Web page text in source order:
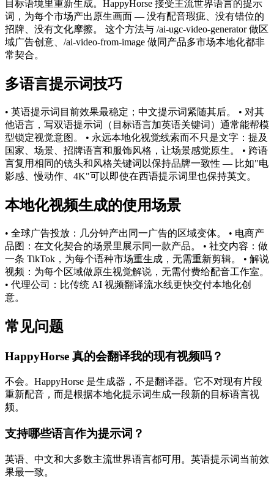
目标语境里重新生成。HappyHorse 接受主流世界语言的提示
词，为每个市场产出原生画面 — 没有配音瑕疵、没有错位的
招牌、没有文化摩擦。 这个方法与 /ai-ugc-video-generator 做区
域广告创意、/ai-video-from-image 做同产品多市场本地化都非
常契合。
多语言提示词技巧
• 英语提示词目前效果最稳定；中文提示词紧随其后。 • 对其
他语言，写双语提示词（目标语言加英语关键词）通常能帮模
型锁定视觉意图。 • 永远本地化视觉线索而不只是文字：提及
国家、场景、招牌语言和服饰风格，让场景感觉原生。 • 跨语
言复用相同的镜头和风格关键词以保持品牌一致性 — 比如"电
影感、慢动作、4K"可以即使在西语提示词里也保持英文。
本地化视频生成的使用场景
• 全球广告投放：几分钟产出同一广告的区域变体。 • 电商产
品图：在文化契合的场景里展示同一款产品。 • 社交内容：做
一条 TikTok，为每个语种市场重生成，无需重新剪辑。 • 解说
视频：为每个区域做原生视觉解说，无需付费给配音工作室。
• 代理公司：比传统 AI 视频翻译流水线更快交付本地化创
意。
常见问题
HappyHorse 真的会翻译我的现有视频吗？
不会。HappyHorse 是生成器，不是翻译器。它不对现有片段
重新配音，而是根据本地化提示词生成一段新的目标语言视
频。
支持哪些语言作为提示词？
英语、中文和大多数主流世界语言都可用。英语提示词当前效
果最一致。